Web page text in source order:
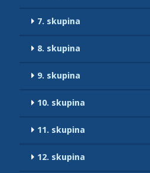
7. skupina
8. skupina
9. skupina
10. skupina
11. skupina
12. skupina